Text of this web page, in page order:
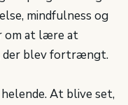
mindfulness og
om at lære at
der blev fortrængt.
At blive set,